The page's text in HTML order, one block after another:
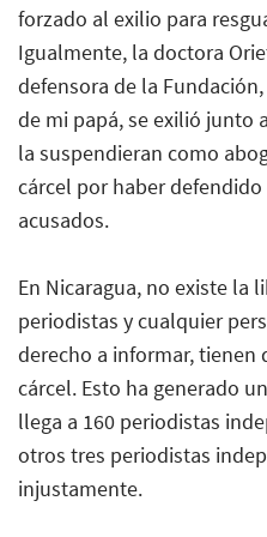
forzado al exilio para
Igualmente, la doctora
defensora de la
de mi papá, se exilió junto
la suspendieran como
cárcel por haber
acusados.
En Nicaragua, no existe la
periodistas y cualquier
derecho a informar, tienen
cárcel. Esto ha generado
llega a 160 periodistas
otros tres periodistas
injustamente.